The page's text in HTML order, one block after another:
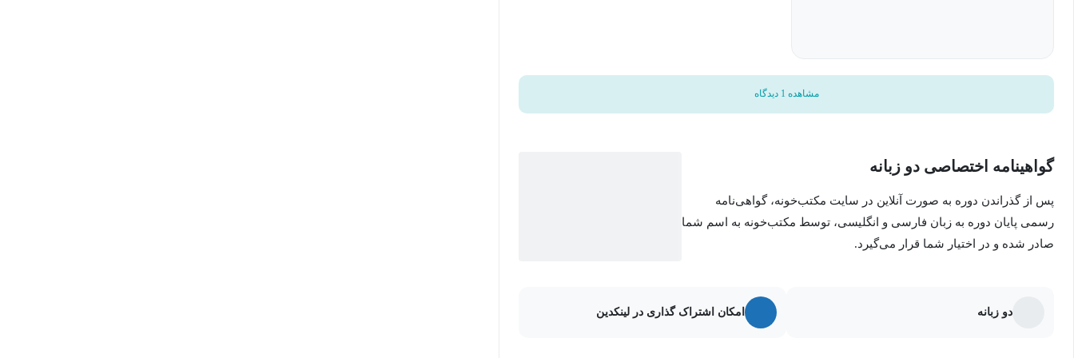
مشاهده 1 دیدگاه
گواهینامه اختصاصی دو زبانه
پس از گذراندن دوره به صورت آنلاین در سایت مکتب‌خونه، گواهی‌نامه
رسمی پایان دوره به زبان فارسی و انگلیسی، توسط مکتب‌خونه به اسم شما
صادر شده و در اختیار شما قرار می‌گیرد.
امکان اشتراک گذاری در لینکدین دو زبانه